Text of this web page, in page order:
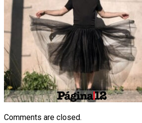
Comments are closed.